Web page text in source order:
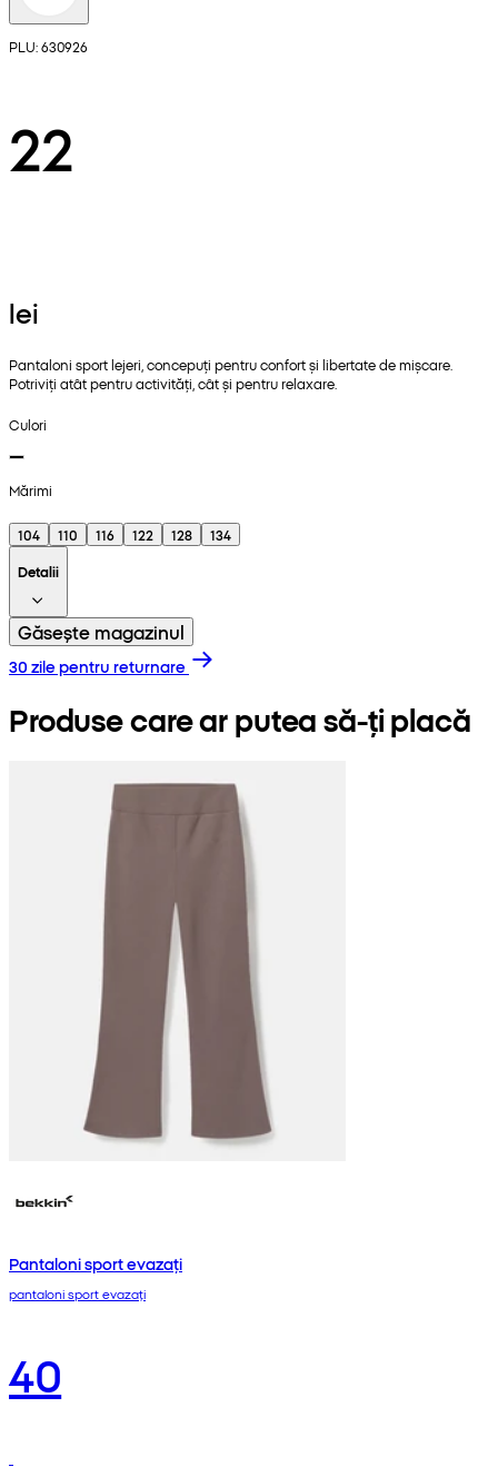
PLU: 630926
22
lei
Pantaloni sport lejeri, concepuți pentru confort și libertate de mișcare.
Potriviți atât pentru activități, cât și pentru relaxare.
Culori
Mărimi
104 110 116 122 128
134
Detalii
Găsește magazinul
30 zile pentru returnare
Produse care ar putea să-ți placă
Pantaloni sport evazați
pantaloni sport evazați
40